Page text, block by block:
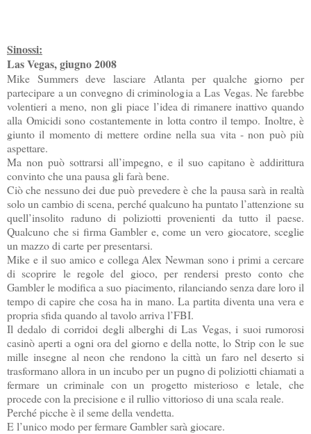
Sinossi:
Las Vegas, giugno 2008
Mike Summers deve lasciare Atlanta per qualche giorno per
partecipare a un convegno di criminologia a Las Vegas. Ne farebbe
volentieri a meno, non gli piace l’idea di rimanere inattivo quando
alla Omicidi sono costantemente in lotta contro il tempo. Inoltre, è
giunto il momento di mettere ordine nella sua vita - non può più
aspettare.
Ma non può sottrarsi all’impegno, e il suo capitano è addirittura
convinto che una pausa gli farà bene.
Ciò che nessuno dei due può prevedere è che la pausa sarà in realtà
solo un cambio di scena, perché qualcuno ha puntato l’attenzione su
quell’insolito raduno di poliziotti provenienti da tutto il paese.
Qualcuno che si firma Gambler e, come un vero giocatore, sceglie
un mazzo di carte per presentarsi.
Mike e il suo amico e collega Alex Newman sono i primi a cercare
di scoprire le regole del gioco, per rendersi presto conto che
Gambler le modifica a suo piacimento, rilanciando senza dare loro il
tempo di capire che cosa ha in mano. La partita diventa una vera e
propria sfida quando al tavolo arriva l’FBI.
Il dedalo di corridoi degli alberghi di Las Vegas, i suoi rumorosi
casinò aperti a ogni ora del giorno e della notte, lo Strip con le sue
mille insegne al neon che rendono la città un faro nel deserto si
trasformano allora in un incubo per un pugno di poliziotti chiamati a
fermare un criminale con un progetto misterioso e letale, che
procede con la precisione e il rullio vittorioso di una scala reale.
Perché picche è il seme della vendetta.
E l’unico modo per fermare Gambler sarà giocare.